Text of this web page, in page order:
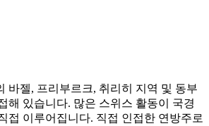
바젤, 프리부르크, 취리히 지역 및 동부
해 있습니다. 많은 스위스 활동이 국경
접 이루어집니다. 직접 인접한 연방주로